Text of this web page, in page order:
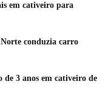
em cativeiro para
conduzia carro
3 anos em cativeiro de